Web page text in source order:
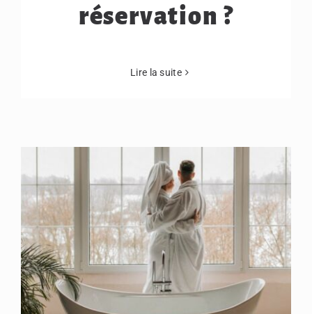
réservation ?
Lire la suite